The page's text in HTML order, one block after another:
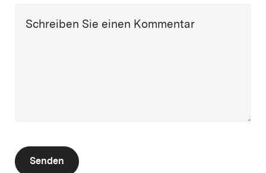
Schreiben Sie einen Kommentar
Senden